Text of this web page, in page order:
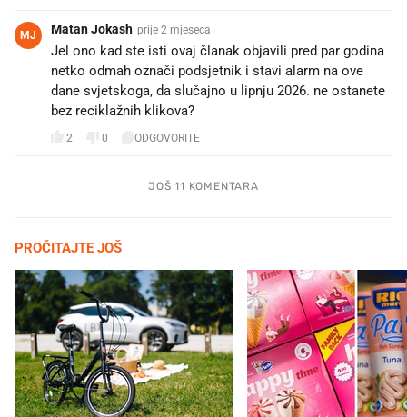
MJ Matan Jokash prije 2 mjeseca
Jel ono kad ste isti ovaj članak objavili pred par godina
netko odmah označi podsjetnik i stavi alarm na ove
dane svjetskoga, da slučajno u lipnju 2026. ne ostanete
bez reciklažnih klikova?
2 0 ODGOVORITE
JOŠ 11 KOMENTARA
PROČITAJTE JOŠ